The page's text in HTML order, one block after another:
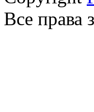
Все права